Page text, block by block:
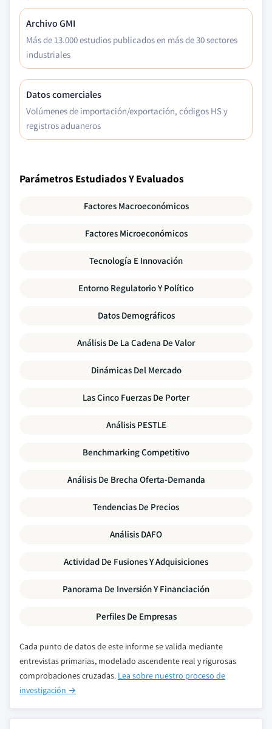
Archivo GMI
Más de 13.000 estudios publicados en más de 30 sectores
industriales
Datos comerciales
Volúmenes de importación/exportación, códigos HS y
registros aduaneros
Parámetros Estudiados Y Evaluados
Factores Macroeconómicos
Factores Microeconómicos
Tecnología E Innovación
Entorno Regulatorio Y Político
Datos Demográficos
Análisis De La Cadena De Valor
Dinámicas Del Mercado
Las Cinco Fuerzas De Porter
Análisis PESTLE
Benchmarking Competitivo
Análisis De Brecha Oferta-Demanda
Tendencias De Precios
Análisis DAFO
Actividad De Fusiones Y Adquisiciones
Panorama De Inversión Y Financiación
Perfiles De Empresas
Cada punto de datos de este informe se valida mediante
entrevistas primarias, modelado ascendente real y rigurosas
comprobaciones cruzadas. Lea sobre nuestro proceso de
investigación →